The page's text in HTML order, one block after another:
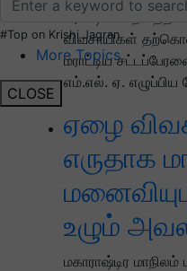
#Top on Krishi Jagran
More Topics
CLOSE
மராட்டிய
விவசாயிகள்
மராட்டிய
எம்.எல். ஏ. எழுப்பிய
ஏழை
எருதாக
உழும்
மகாராஷ்டிர